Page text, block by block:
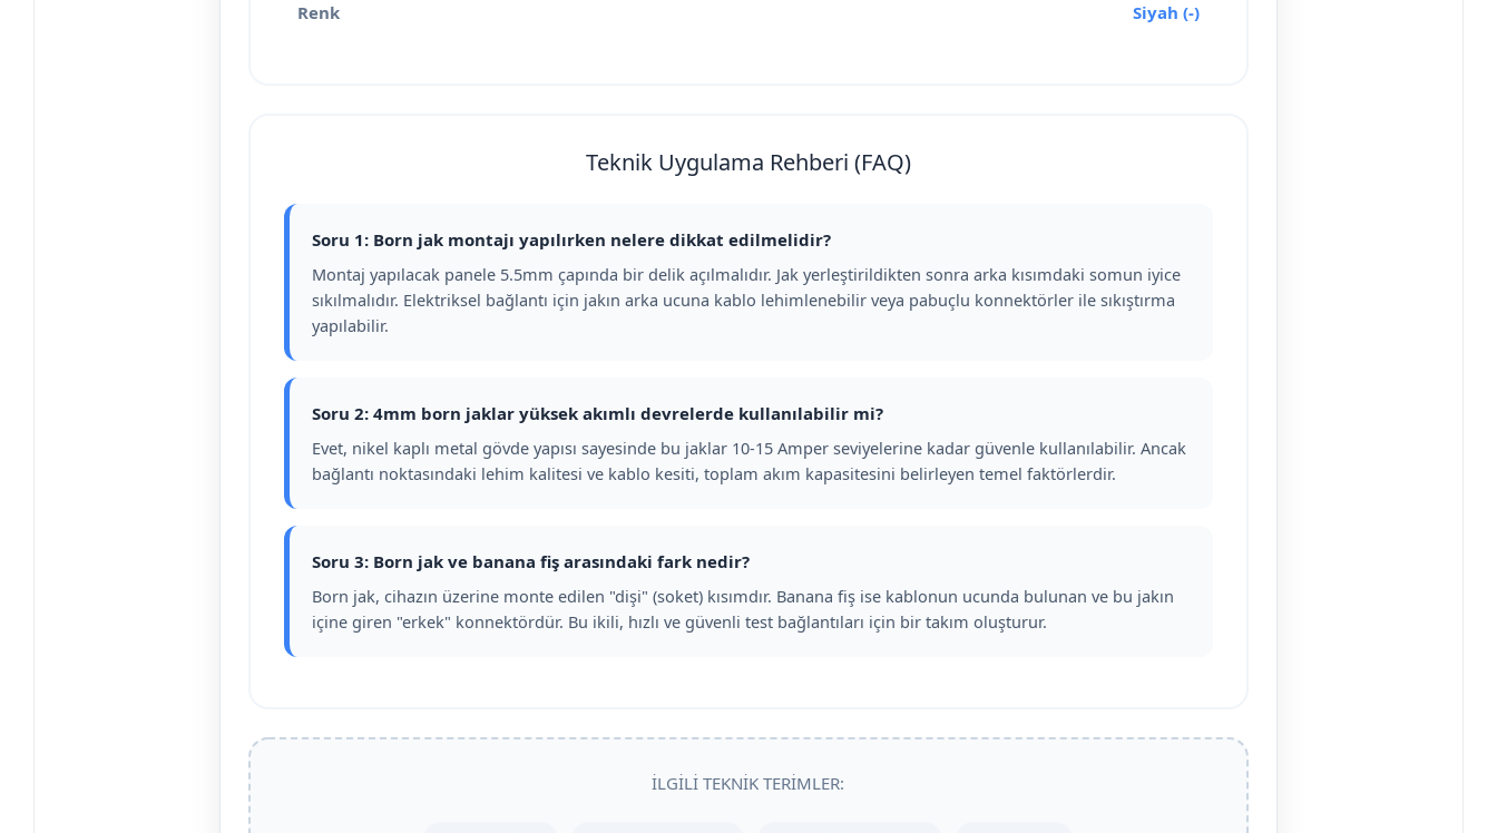
Renk Siyah (-)
Teknik Uygulama Rehberi (FAQ)
Soru 1: Born jak montajı yapılırken nelere dikkat edilmelidir?
Montaj yapılacak panele 5.5mm çapında bir delik açılmalıdır. Jak yerleştirildikten sonra arka kısımdaki somun iyice
sıkılmalıdır. Elektriksel bağlantı için jakın arka ucuna kablo lehimlenebilir veya pabuçlu konnektörler ile sıkıştırma
yapılabilir.
Soru 2: 4mm born jaklar yüksek akımlı devrelerde kullanılabilir mi?
Evet, nikel kaplı metal gövde yapısı sayesinde bu jaklar 10-15 Amper seviyelerine kadar güvenle kullanılabilir. Ancak
bağlantı noktasındaki lehim kalitesi ve kablo kesiti, toplam akım kapasitesini belirleyen temel faktörlerdir.
Soru 3: Born jak ve banana fiş arasındaki fark nedir?
Born jak, cihazın üzerine monte edilen "dişi" (soket) kısımdır. Banana fiş ise kablonun ucunda bulunan ve bu jakın
içine giren "erkek" konnektördür. Bu ikili, hızlı ve güvenli test bağlantıları için bir takım oluşturur.
İLGILI TEKNIK TERIMLER: